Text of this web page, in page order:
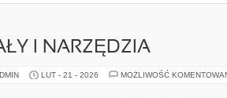
I NARZĘDZIA
LUT - 21 - 2026 MOŻLIWOŚĆ